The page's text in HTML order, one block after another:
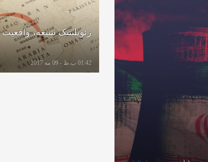
ژئوپلیتیک شیعه، واقعیت
01:42 ب.ظ - 09 مه 2017